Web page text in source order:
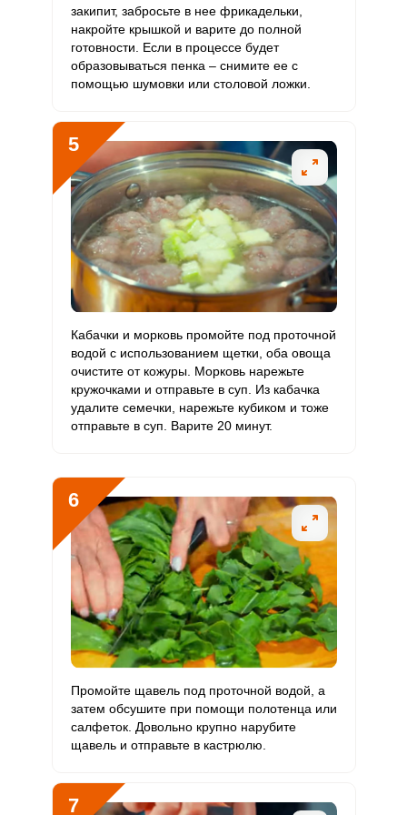
Рубидий 457.3 мкг 200 мкг 10.1
Селен 20.6 мкг 55 мкг 1.7
Фтор 1247.3 мкг 4000 мкг 1.4 6.2
Цинк 2.8 мг 12 мг 1 4.7
Бор 425.4 мкг 1200 мкг 1.6 7.1
Ванадий 111.7 мкг 20 мкг 24.7 111.7
Молибден 51.3 мкг 70 мкг 3.2 14.7
закипит, забросьте в нее фрикадельки,
накройте крышкой и варите до полной
готовности. Если в процессе будет
образовываться пенка – снимите ее с
помощью шумовки или столовой ложки.
5
Кабачки и морковь промойте под проточной
водой с использованием щетки, оба овоща
очистите от кожуры. Морковь нарежьте
кружочками и отправьте в суп. Из кабачка
удалите семечки, нарежьте кубиком и тоже
отправьте в суп. Варите 20 минут.
6
Промойте щавель под проточной водой, а
затем обсушите при помощи полотенца или
салфеток. Довольно крупно нарубите
щавель и отправьте в кастрюлю.
7